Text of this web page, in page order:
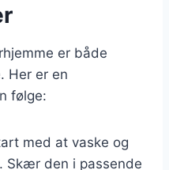
er både
Her er en
følge:
med at vaske og
Skær den i passende